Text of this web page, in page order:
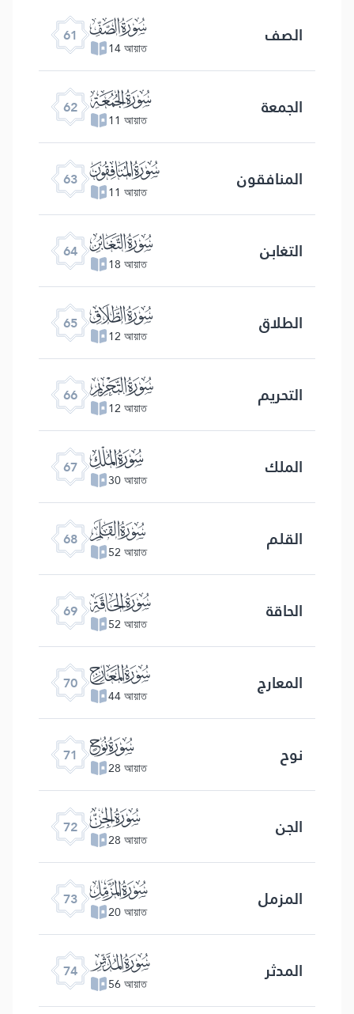
61 ﯪ
14 আয়াত الصف
62 ﯫ
11 আয়াত الجمعة
63 ﯬ
11 আয়াত المنافقون
64 ﯭ
18 আয়াত التغابن
65 ﯮ
12 আয়াত الطلاق
66 ﯯ
12 আয়াত التحریم
67 ﯰ
30 আয়াত الملك
68 ﯱ
52 আয়াত القلم
69 ﯲ
52 আয়াত الحاقة
70 ﯳ
44 আয়াত المعارج
71 ﯴ
28 আয়াত نوح
72 ﯵ
28 আয়াত الجن
73 ﯶ
20 আয়াত المزمل
74 ﯷ
56 আয়াত المدثر